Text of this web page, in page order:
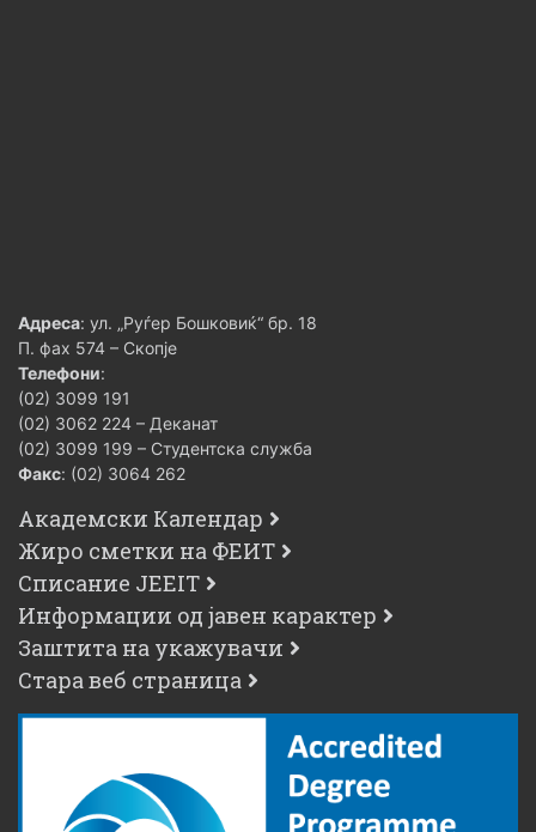
Адреса: ул. „Руѓер Бошковиќ“ бр. 18
П. фах 574 – Скопје
Телефони:
(02) 3099 191
(02) 3062 224 – Деканат
(02) 3099 199 – Студентска служба
Факс: (02) 3064 262
Академски Календар
Жиро сметки на ФЕИТ
Списание JEEIT
Информации од јавен карактер
Заштита на укажувачи
Стара веб страница